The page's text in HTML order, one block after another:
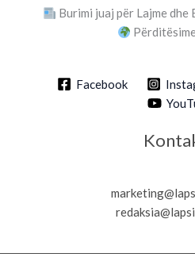
Burimi juaj për Lajme
Facebook